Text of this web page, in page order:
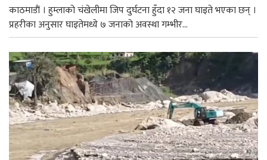
काठमाडाैं । हुम्लाको चंखेलीमा जिप दुर्घटना हुँदा १२ जना घाइते भएका छन् ।
प्रहरीका अनुसार घाइतेमध्ये ७ जनाको अवस्था गम्भीर...